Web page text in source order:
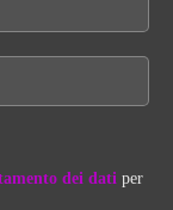
dei dati per